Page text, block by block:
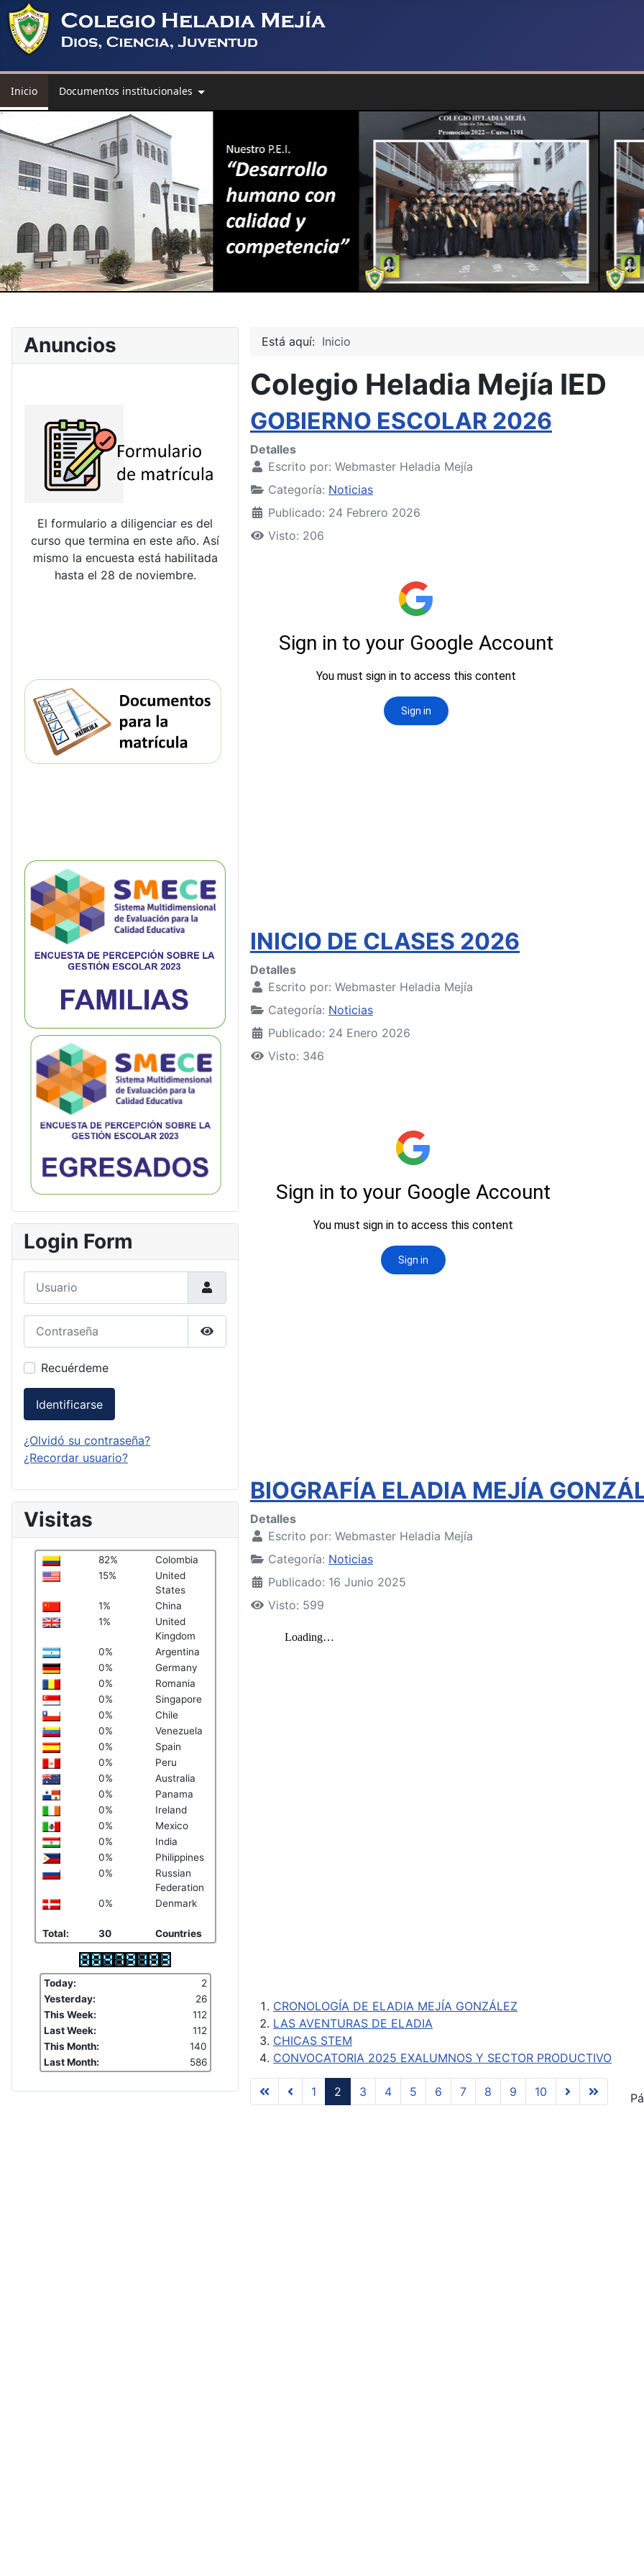
Inicio Documentos institucionales
Anuncios
El formulario a diligenciar es del
curso que termina en este año. Así
mismo la encuesta está habilitada
hasta el 28 de noviembre.
Login Form
Mostrar contraseña
Recuérdeme
Identificarse
¿Olvidó su contraseña?
¿Recordar usuario?
Visitas
82%
Colombia
15%
United
States
1%
China
1%
United
Kingdom
0%
Argentina
0%
Germany
0%
Romania
0%
Singapore
0%
Chile
0%
Venezuela
0%
Spain
0%
Peru
0%
Australia
0%
Panama
0%
Ireland
0%
Mexico
0%
India
0%
Philippines
0%
Russian
Federation
0%
Denmark
Total: 30 Countries
Today:
2
Yesterday:
26
This Week:
112
Last Week:
112
This Month:
140
Last Month:
586
Está aquí: Inicio
Colegio Heladia Mejía IED
GOBIERNO ESCOLAR 2026
Detalles
Escrito por: Webmaster Heladia Mejía
Categoría: Noticias
Publicado: 24 Febrero 2026
Visto: 206
INICIO DE CLASES 2026
Detalles
Escrito por: Webmaster Heladia Mejía
Categoría: Noticias
Publicado: 24 Enero 2026
Visto: 346
BIOGRAFÍA ELADIA MEJÍA
Detalles
Escrito por: Webmaster Heladia Mejía
Categoría: Noticias
Publicado: 16 Junio 2025
Visto: 599
CRONOLOGÍA DE ELADIA MEJÍA GONZÁLEZ
LAS AVENTURAS DE ELADIA
CHICAS STEM
CONVOCATORIA 2025 EXALUMNOS Y SECTOR PRODUCTIVO
1 2 3 4 5 6 7 8 9 10